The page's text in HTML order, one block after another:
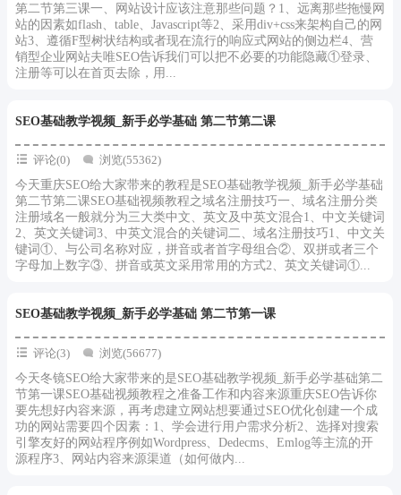
第二节第三课一、网站设计应该注意那些问题？1、远离那些拖慢网
站的因素如flash、table、Javascript等2、采用div+css来架构自己的网
站3、遵循F型树状结构或者现在流行的响应式网站的侧边栏4、营
销型企业网站夫唯SEO告诉我们可以把不必要的功能隐藏①登录、
注册等可以在首页去除，用...
SEO基础教学视频_新手必学基础 第二节第二课
评论(0)
浏览(55362)
今天重庆SEO给大家带来的教程是SEO基础教学视频_新手必学基础
第二节第二课SEO基础视频教程之域名注册技巧一、域名注册分类
注册域名一般就分为三大类中文、英文及中英文混合1、中文关键词
2、英文关键词3、中英文混合的关键词二、域名注册技巧1、中文关
键词①、与公司名称对应，拼音或者首字母组合②、双拼或者三个
字母加上数字③、拼音或英文采用常用的方式2、英文关键词①...
SEO基础教学视频_新手必学基础 第二节第一课
评论(3)
浏览(56677)
今天冬镜SEO给大家带来的是SEO基础教学视频_新手必学基础第二
节第一课SEO基础视频教程之准备工作和内容来源重庆SEO告诉你
要先想好内容来源，再考虑建立网站想要通过SEO优化创建一个成
功的网站需要四个因素：1、学会进行用户需求分析2、选择对搜索
引擎友好的网站程序例如Wordpress、Dedecms、Emlog等主流的开
源程序3、网站内容来源渠道（如何做内...